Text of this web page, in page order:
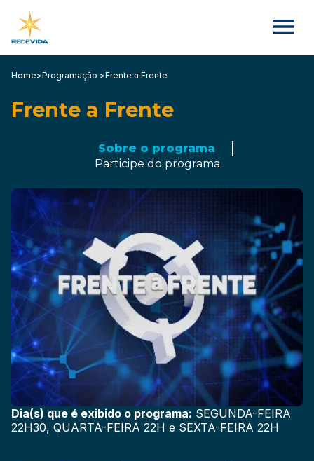
Home>Programação >Frente a Frente
Frente a Frente
Sobre o programa
Participe do programa
Dia(s) que é exibido o programa: SEGUNDA-FEIRA
22H30, QUARTA-FEIRA 22H e SEXTA-FEIRA 22H